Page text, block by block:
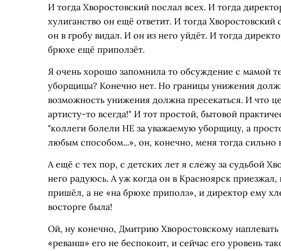
И тогда Хворостовский послал всех. И тогда
хулиганство он ещё ответит. И тогда Хворостовский
он в гробу видал. И он из него уйдёт. И тогда
брюхе ещё приползёт.
Я очень хорошо запомнила то обсуждение с мамой
уборщицы? Конечно нет. Но границы унижения
возможность унижения должна пресекаться. И что
артисту-то всегда!" И тот простой, бытовой
"коллеги болели НЕ за уважаемую уборщицу, а
любым способом...», он, конечно, меня тогда сильно
А ещё с тех пор, с детских лет я слежу за судьбой
него радуюсь. А уж когда он в Красноярск приезжал,
пришёл, а не «на брюхе приполз», и директор ему
восторге была!
Ой, ну конечно, Дмитрию Хворостовскому
«реванш» его не беспокоит, и сейчас его уровень